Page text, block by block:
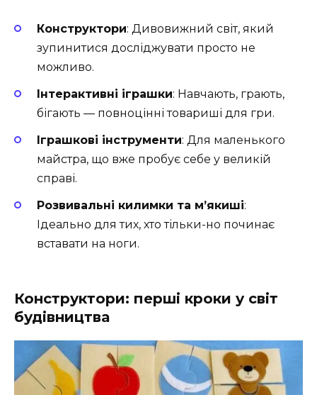
Конструктори: Дивовижний світ, який
зупинитися досліджувати просто не
можливо.
Інтерактивні іграшки: Навчають, грають,
бігають — повноцінні товариші для гри.
Іграшкові інструменти: Для маленького
майстра, що вже пробує себе у великій
справі.
Розвивальні килимки та м’якиші:
Ідеально для тих, хто тільки-но починає
вставати на ноги.
Конструктори: перші кроки у світ
будівництва